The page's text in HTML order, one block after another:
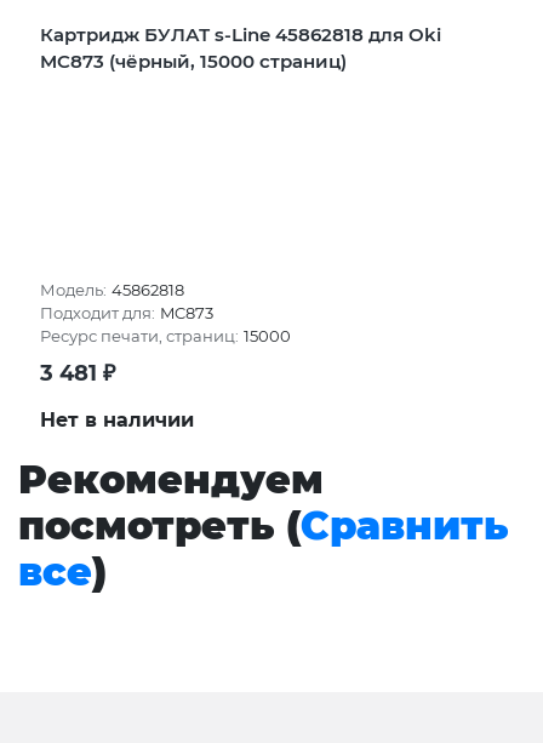
Картридж БУЛАТ s-Line 45862818 для Oki
MC873 (чёрный, 15000 страниц)
Модель: 45862818
Подходит для: MC873
Ресурс печати, страниц: 15000
3 481 ₽
Нет в наличии
Рекомендуем
посмотреть (Сравнить
все)